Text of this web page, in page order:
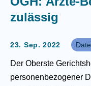
zulässig
23. Sep. 2022
Der Oberste
personenbezogener